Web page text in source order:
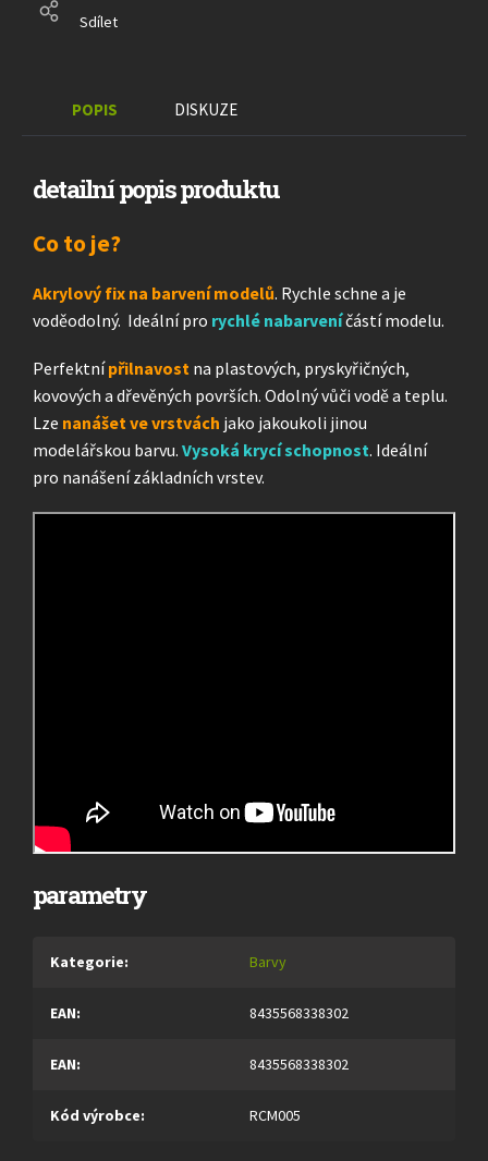
Sdílet
POPIS DISKUZE
detailní popis produktu
Co to je?
Akrylový fix na barvení modelů. Rychle schne a je
voděodolný. Ideální pro rychlé nabarveníčástí modelu.
Perfektnípřilnavost na plastových, pryskyřičných,
kovových a dřevěných površích. Odolný vůči vodě a teplu.
Lze nanášet ve vrstvách jako jakoukoli jinou
modelářskou barvu. Vysoká krycí schopnost. Ideální
pro nanášení základních vrstev.
parametry
Kategorie: Barvy
EAN: 8435568338302
EAN: 8435568338302
Kód výrobce: RCM005